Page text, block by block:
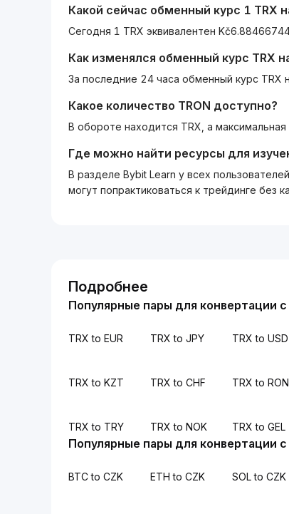
Какой сейчас обменный курс 1 TRX
Сегодня 1 TRX эквивалентен
Как изменялся обменный курс TRX
За последние 24 часа обменный курс TRX
Какое количество TRON доступно?
В обороте находится TRX, а
Где можно найти ресурсы для
В разделе Bybit Learn у всех
могут попрактиковаться к трейдинге без
Подробнее
Популярные пары для конвертации с
TRX to EUR TRX to JPY TRX to USD
TRX to KZT TRX to CHF TRX to RON
TRX to TRY TRX to NOK TRX to GEL
Популярные пары для конвертации с
BTC to CZK ETH to CZK SOL to CZK